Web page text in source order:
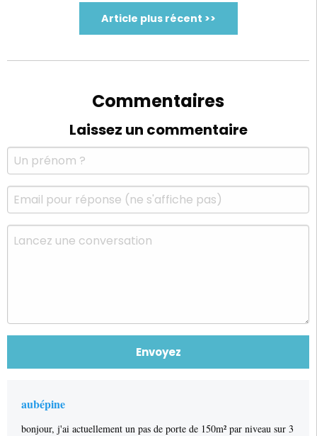
Article plus récent >>
Commentaires
Laissez un commentaire
aubépine
bonjour, j'ai actuellement un pas de porte de 150m² par niveau sur 3